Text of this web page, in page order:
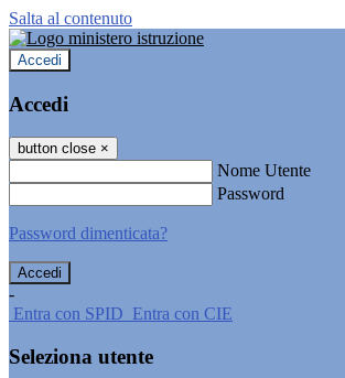
Salta al contenuto
Accedi
Accedi
button close ×
Nome Utente
Password
Password dimenticata?
-
Entra con SPID Entra con CIE
Seleziona utente